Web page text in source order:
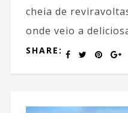
cheia de
onde veio a
SHARE: